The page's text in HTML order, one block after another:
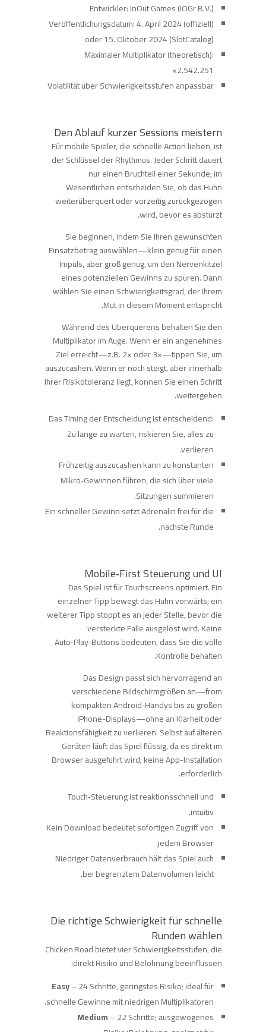
Entwickler: InOut Games (IOGr B.V.)
Veröffentlichungsdatum: 4. April 2024 (offiziell)
oder 15. Oktober 2024 (SlotCatalog)
Maximaler Multiplikator (theoretisch):
2.542.251×
Volatilität über Schwierigkeitsstufen anpassbar
Den Ablauf kurzer Sessions meistern
Für mobile Spieler, die schnelle Action lieben, ist
der Schlüssel der Rhythmus. Jeder Schritt dauert
nur einen Bruchteil einer Sekunde; im
Wesentlichen entscheiden Sie, ob das Huhn
weiterüberquert oder vorzeitig zurückgezogen
wird, bevor es abstürzt.
Sie beginnen, indem Sie Ihren gewünschten
Einsatzbetrag auswählen—klein genug für einen
Impuls, aber groß genug, um den Nervenkitzel
eines potenziellen Gewinns zu spüren. Dann
wählen Sie einen Schwierigkeitsgrad, der Ihrem
Mut in diesem Moment entspricht.
Während des Überquerens behalten Sie den
Multiplikator im Auge. Wenn er ein angenehmes
Ziel erreicht—z.B. 2× oder 3×—tippen Sie, um
auszucashen. Wenn er noch steigt, aber innerhalb
Ihrer Risikotoleranz liegt, können Sie einen Schritt
weitergehen.
Das Timing der Entscheidung ist entscheidend:
Zu lange zu warten, riskieren Sie, alles zu
verlieren.
Frühzeitig auszucashen kann zu konstanten
Mikro‑Gewinnen führen, die sich über viele
Sitzungen summieren.
Ein schneller Gewinn setzt Adrenalin frei für die
nächste Runde.
Mobile‑First Steuerung und UI
Das Spiel ist für Touchscreens optimiert. Ein
einzelner Tipp bewegt das Huhn vorwärts; ein
weiterer Tipp stoppt es an jeder Stelle, bevor die
versteckte Falle ausgelöst wird. Keine
Auto‑Play‑Buttons bedeuten, dass Sie die volle
Kontrolle behalten.
Das Design passt sich hervorragend an
verschiedene Bildschirmgrößen an—from
kompakten Android‑Handys bis zu großen
iPhone-Displays—ohne an Klarheit oder
Reaktionsfähigkeit zu verlieren. Selbst auf älteren
Geräten läuft das Spiel flüssig, da es direkt im
Browser ausgeführt wird; keine App-Installation
erforderlich.
Touch‑Steuerung ist reaktionsschnell und
intuitiv.
Kein Download bedeutet sofortigen Zugriff von
jedem Browser.
Niedriger Datenverbrauch hält das Spiel auch
bei begrenztem Datenvolumen leicht.
Die richtige Schwierigkeit für schnelle
Runden wählen
Chicken Road bietet vier Schwierigkeitsstufen, die
direkt Risiko und Belohnung beeinflussen:
Easy– 24 Schritte, geringstes Risiko; ideal für
schnelle Gewinne mit niedrigen Multiplikatoren.
Medium– 22 Schritte; ausgewogenes